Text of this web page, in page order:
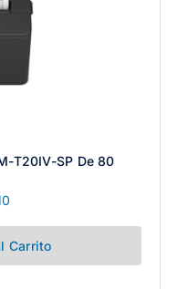
T20IV-SP De 80
Carrito